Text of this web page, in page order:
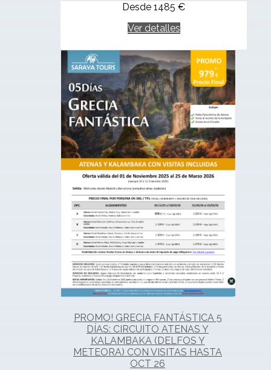
Desde 1485 €
Ver detalles
PROMO! GRECIA FANTÁSTICA 5
DÍAS: CIRCUITO ATENAS Y
KALAMBAKA (DELFOS Y
METEORA) CON VISITAS HASTA
OCT 26